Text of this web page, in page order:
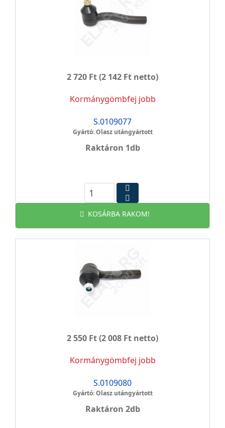
2 720 Ft(2 142 Ft netto)
Kormánygömbfej jobb
S.0109077
Gyártó: Olasz utángyártott
Raktáron 1db
KOSÁRBA RAKOM!
2 550 Ft(2 008 Ft netto)
Kormánygömbfej jobb
S.0109080
Gyártó: Olasz utángyártott
Raktáron 2db